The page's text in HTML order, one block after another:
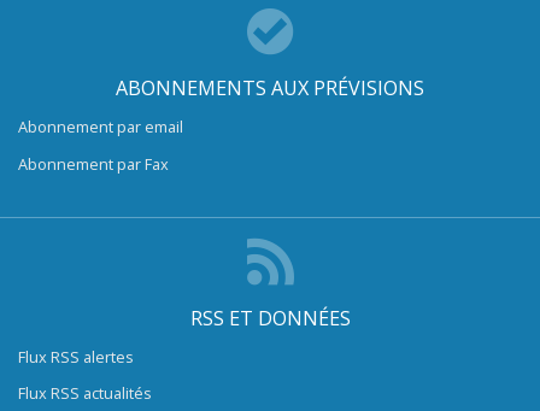
ABONNEMENTS AUX PRÉVISIONS
Abonnement par email
Abonnement par Fax
RSS ET DONNÉES
Flux RSS alertes
Flux RSS actualités